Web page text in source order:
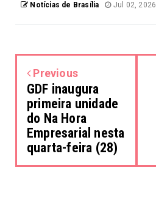
Notícias de Brasília Jul 02, 2026
Previous
GDF inaugura
primeira unidade
do Na Hora
Empresarial nesta
quarta-feira (28)